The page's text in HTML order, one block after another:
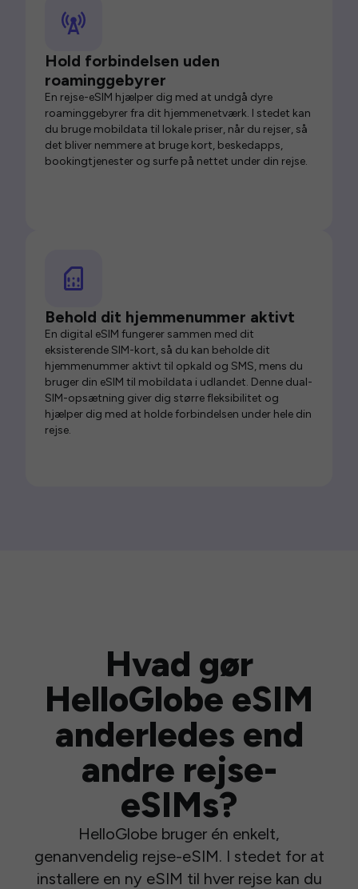
Hold forbindelsen uden
roaminggebyrer
En rejse-eSIM hjælper dig med at undgå dyre
roaminggebyrer fra dit hjemmenetværk. I stedet kan
du bruge mobildata til lokale priser, når du rejser, så
det bliver nemmere at bruge kort, beskedapps,
bookingtjenester og surfe på nettet under din rejse.
Behold dit hjemmenummer aktivt
En digital eSIM fungerer sammen med dit
eksisterende SIM-kort, så du kan beholde dit
hjemmenummer aktivt til opkald og SMS, mens du
bruger din eSIM til mobildata i udlandet. Denne dual-
SIM-opsætning giver dig større fleksibilitet og
hjælper dig med at holde forbindelsen under hele din
rejse.
Hvad gør
HelloGlobe eSIM
anderledes end
andre rejse-
eSIMs?
HelloGlobe bruger én enkelt,
genanvendelig rejse-eSIM. I stedet for at
installere en ny eSIM til hver rejse kan du